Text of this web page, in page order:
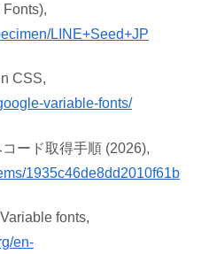
LINE+Seed+JP
CSS,
variable-fonts/
ード取得手順 (2026),
1935c46de8dd2010f61b
fonts,
en-